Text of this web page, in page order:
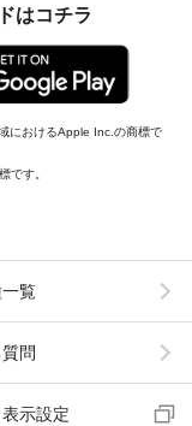
はコチラ
におけるApple Inc.の商標で
です。
覧
問
示設定